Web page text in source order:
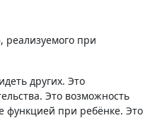
реализуемого при
других. Это
Это возможность
функцией при ребёнке. Это